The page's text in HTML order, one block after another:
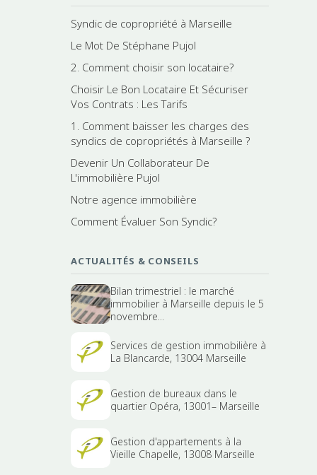
Syndic de copropriété à Marseille
Le Mot De Stéphane Pujol
2. Comment choisir son locataire?
Choisir Le Bon Locataire Et Sécuriser
Vos Contrats : Les Tarifs
1. Comment baisser les charges des
syndics de copropriétés à Marseille ?
Devenir Un Collaborateur De
L'immobilière Pujol
Notre agence immobilière
Comment Évaluer Son Syndic?
ACTUALITÉS & CONSEILS
Bilan trimestriel : le marché
immobilier à Marseille depuis le 5
novembre...
Services de gestion immobilière à
La Blancarde, 13004 Marseille
Gestion de bureaux dans le
quartier Opéra, 13001– Marseille
Gestion d'appartements à la
Vieille Chapelle, 13008 Marseille